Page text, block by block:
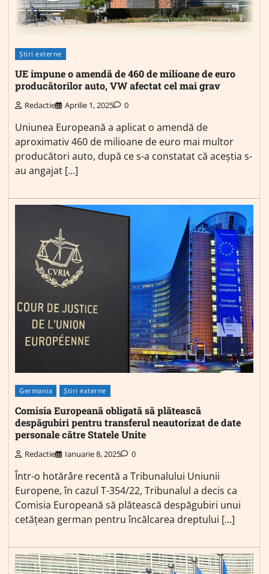
Știri externe
UE impune o amendă de 460 de milioane de euro
producătorilor auto, VW afectat cel mai grav
Redactie Aprilie 1, 2025 0
Uniunea Europeană a aplicat o amendă de
aproximativ 460 de milioane de euro mai multor
producători auto, după ce s-a constatat că aceștia s-
au angajat […]
Germania Știri externe
Comisia Europeană obligată să plătească
despăgubiri pentru transferul neautorizat de date
personale către Statele Unite
Redactie Ianuarie 8, 2025 0
Într-o hotărâre recentă a Tribunalului Uniunii
Europene, în cazul T-354/22, Tribunalul a decis ca
Comisia Europeană să plătească despăgubiri unui
cetățean german pentru încălcarea dreptului […]